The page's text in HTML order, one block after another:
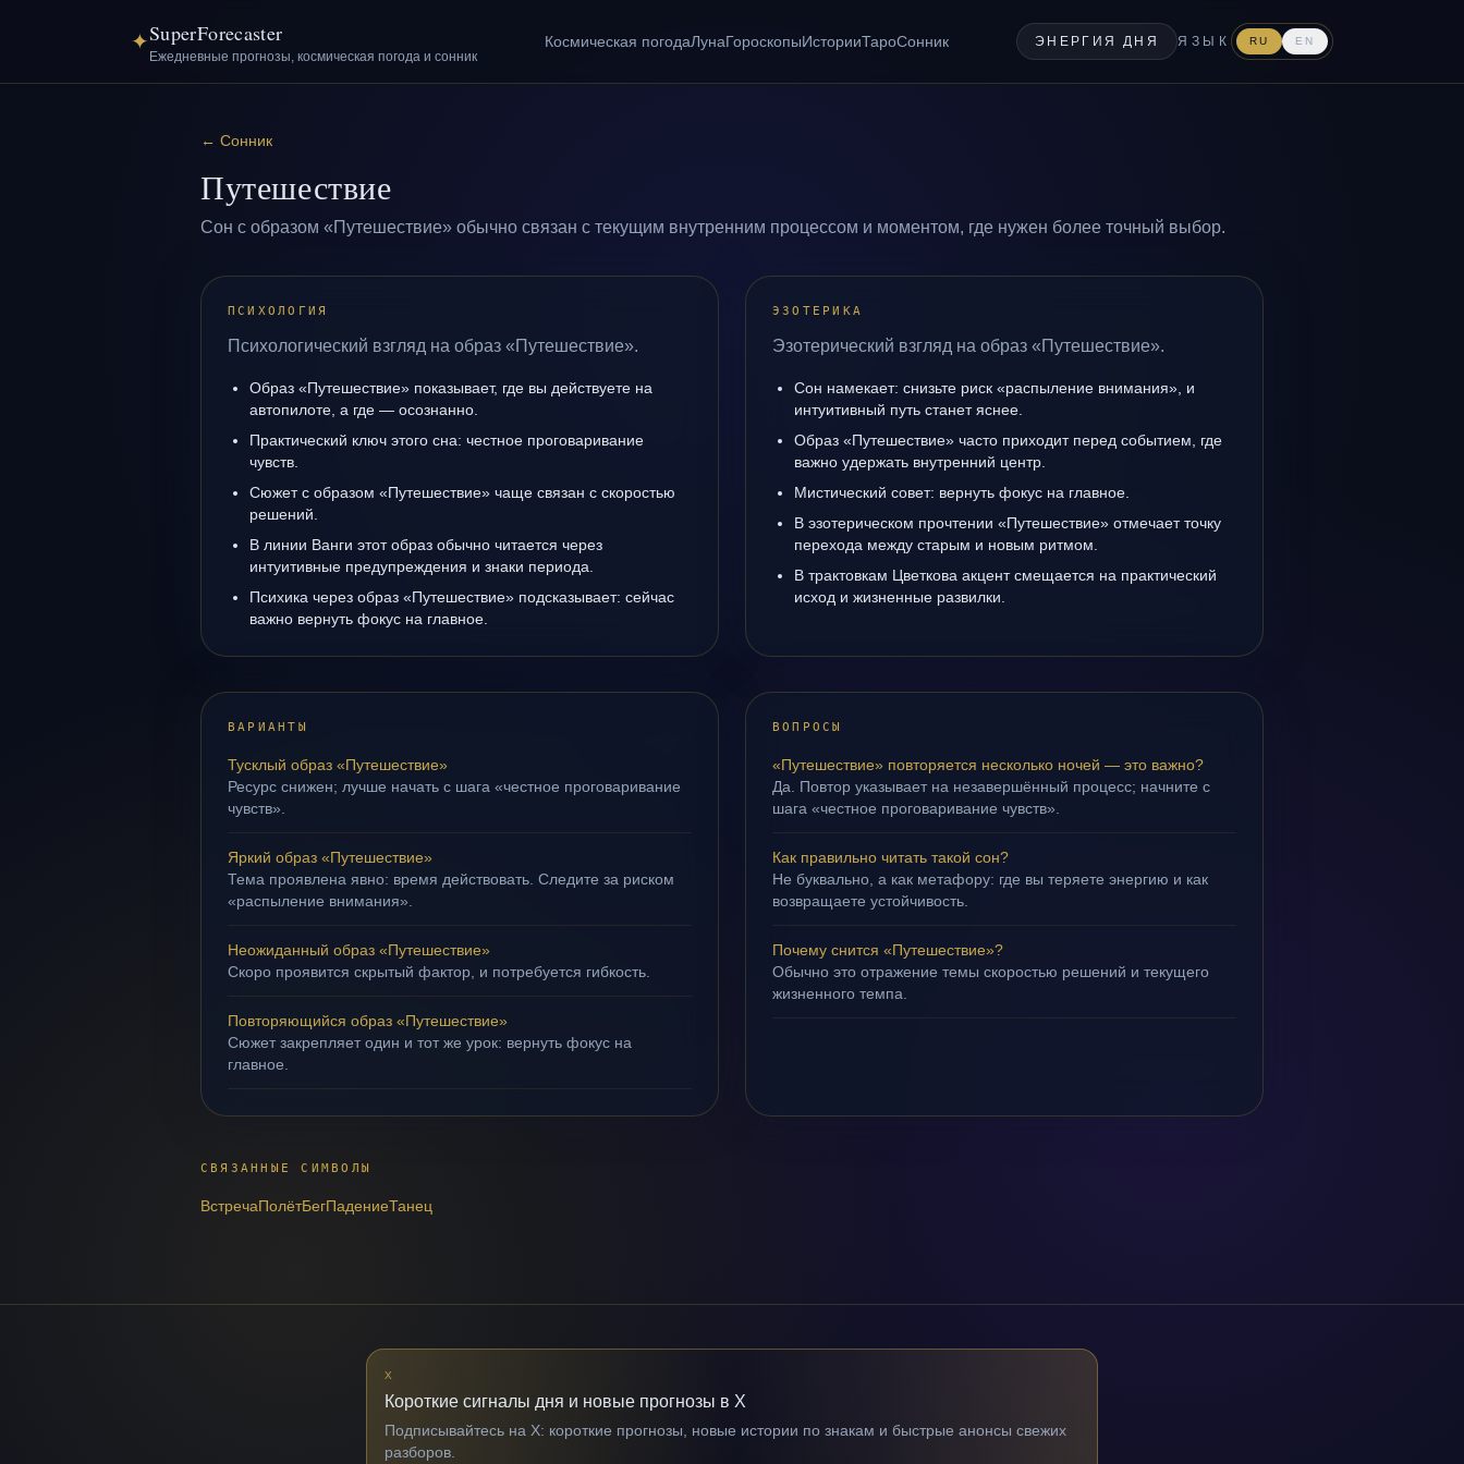
✦SuperForecaster
Ежедневные прогнозы, космическая погода и сонник
Космическая погодаЛунаГороскопыИсторииТароСонник ЭНЕРГИЯ ДНЯ ЯЗЫК RU EN
← Сонник
Путешествие
Сон с образом «Путешествие» обычно связан с текущим внутренним процессом и моментом, где нужен более точный выбор.
ПСИХОЛОГИЯ
Психологический взгляд на образ «Путешествие».
Образ «Путешествие» показывает, где вы действуете на
автопилоте, а где — осознанно.
Практический ключ этого сна: честное проговаривание
чувств.
Сюжет с образом «Путешествие» чаще связан с скоростью
решений.
В линии Ванги этот образ обычно читается через
интуитивные предупреждения и знаки периода.
Психика через образ «Путешествие» подсказывает: сейчас
важно вернуть фокус на главное.
ЭЗОТЕРИКА
Эзотерический взгляд на образ «Путешествие».
Сон намекает: снизьте риск «распыление внимания», и
интуитивный путь станет яснее.
Образ «Путешествие» часто приходит перед событием, где
важно удержать внутренний центр.
Мистический совет: вернуть фокус на главное.
В эзотерическом прочтении «Путешествие» отмечает точку
перехода между старым и новым ритмом.
В трактовкам Цветкова акцент смещается на практический
исход и жизненные развилки.
ВАРИАНТЫ
Тусклый образ «Путешествие»
Ресурс снижен; лучше начать с шага «честное проговаривание
чувств».
Яркий образ «Путешествие»
Тема проявлена явно: время действовать. Следите за риском
«распыление внимания».
Неожиданный образ «Путешествие»
Скоро проявится скрытый фактор, и потребуется гибкость.
Повторяющийся образ «Путешествие»
Сюжет закрепляет один и тот же урок: вернуть фокус на
главное.
ВОПРОСЫ
«Путешествие» повторяется несколько ночей — это важно?
Да. Повтор указывает на незавершённый процесс; начните с
шага «честное проговаривание чувств».
Как правильно читать такой сон?
Не буквально, а как метафору: где вы теряете энергию и как
возвращаете устойчивость.
Почему снится «Путешествие»?
Обычно это отражение темы скоростью решений и текущего
жизненного темпа.
СВЯЗАННЫЕ СИМВОЛЫ
ВстречаПолётБегПадениеТанец
X
Короткие сигналы дня и новые прогнозы в X
Подписывайтесь на X: короткие прогнозы, новые истории по знакам и быстрые анонсы свежих
разборов.